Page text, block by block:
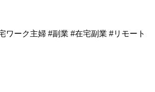
ワーク主婦 #副業 #在宅副業 #リモート